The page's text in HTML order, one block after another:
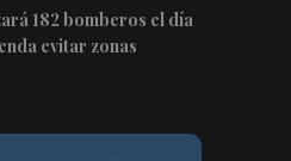
182 bomberos el día
evitar zonas